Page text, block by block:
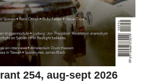
254, aug-sept 2026